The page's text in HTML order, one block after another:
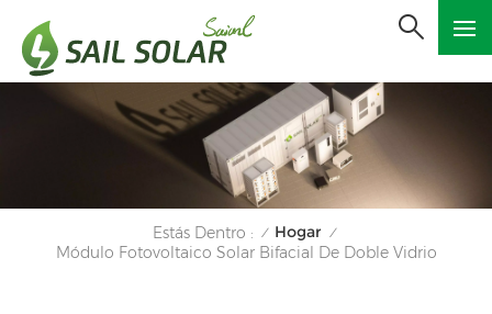
Estás Dentro : / Hogar /
Módulo Fotovoltaico Solar Bifacial De Doble Vidrio